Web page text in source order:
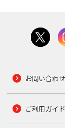
お問い合わせ
ご利用ガイド